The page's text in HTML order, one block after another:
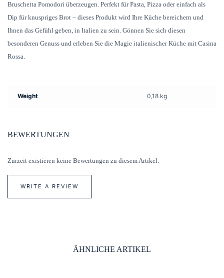
Bruschetta Pomodori überzeugen. Perfekt für Pasta, Pizza oder einfach als
Dip für knuspriges Brot – dieses Produkt wird Ihre Küche bereichern und
Ihnen das Gefühl geben, in Italien zu sein. Gönnen Sie sich diesen
besonderen Genuss und erleben Sie die Magie italienischer Küche mit Casina
Rossa.
Weight 0,18 kg
BEWERTUNGEN
Zurzeit existieren keine Bewertungen zu diesem Artikel.
WRITE A REVIEW
ÄHNLICHE ARTIKEL